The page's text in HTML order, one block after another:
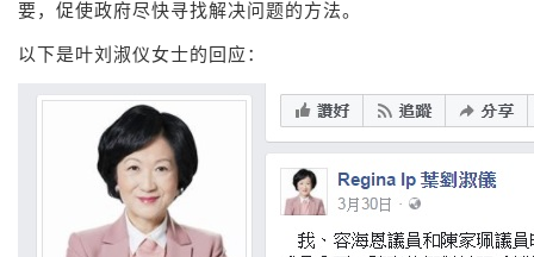
要，促使政府尽快寻找解决问题的方法。
以下是叶刘淑仪女士的回应：